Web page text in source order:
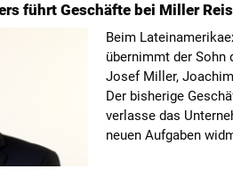
führt Geschäfte bei Miller
Beim
übernimmt der Sohn
Josef Miller,
Der bisherige
verlasse das
neuen Aufgaben